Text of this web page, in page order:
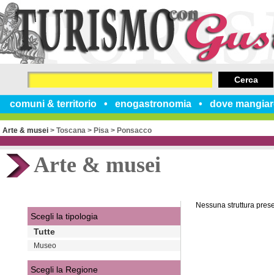
comuni & territorio enogastronomia dove
Cerca
Arte & musei > Toscana > Pisa > Ponsacco
Arte & musei
Nessuna struttura
Scegli la tipologia
Tutte
Museo
Scegli la Regione